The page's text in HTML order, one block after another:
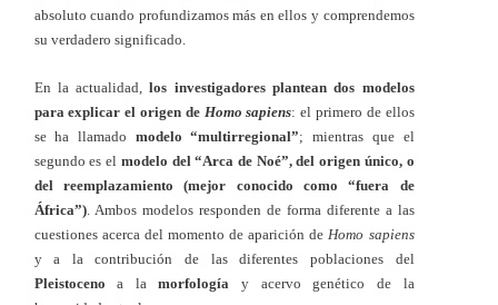
absoluto cuando profundizamos más en ellos y comprendemos
su verdadero significado.
En la actualidad,los investigadores plantean dos modelos
para explicar el origen de Homo sapiens: el primero de ellos
se ha llamado modelo “multirregional”; mientras que el
segundo es el modelo del “Arca de Noé”, del origen único, o
del reemplazamiento (mejor conocido como “fuera de
África”). Ambos modelos responden de forma diferente a las
cuestiones acerca del momento de aparición deHomo sapiens
y a la contribución de las diferentes poblaciones del
Pleistoceno a lamorfología y acervo genético de la